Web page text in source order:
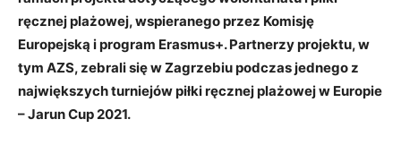
ręcznej plażowej, wspieranego przez Komisję
Europejską i program Erasmus+. Partnerzy projektu, w
tym AZS, zebrali się w Zagrzebiu podczas jednego z
największych turniejów piłki ręcznej plażowej w Europie
– Jarun Cup 2021.